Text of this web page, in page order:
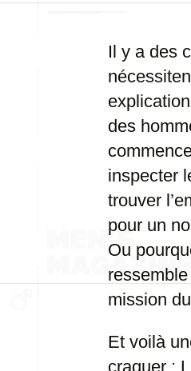
Il y a des
des
inspecter
trouver
pour un
Ou
mission
Et voilà
craquer :